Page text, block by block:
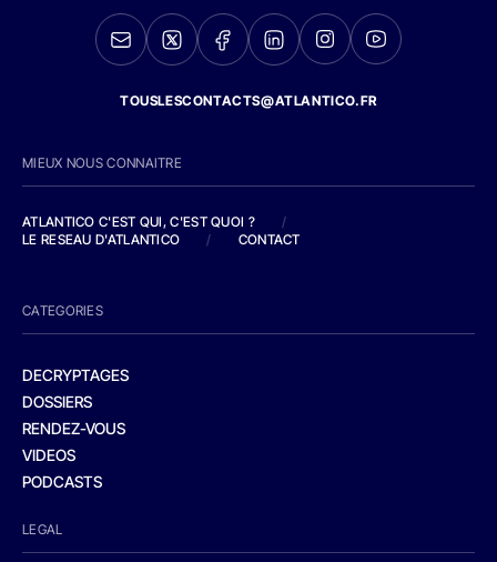
TOUSLESCONTACTS@ATLANTICO.FR
MIEUX NOUS CONNAITRE
ATLANTICO C'EST QUI, C'EST QUOI ?
/
LE RESEAU D'ATLANTICO
/ CONTACT
CATEGORIES
DECRYPTAGES
DOSSIERS
RENDEZ-VOUS
VIDEOS
PODCASTS
LEGAL